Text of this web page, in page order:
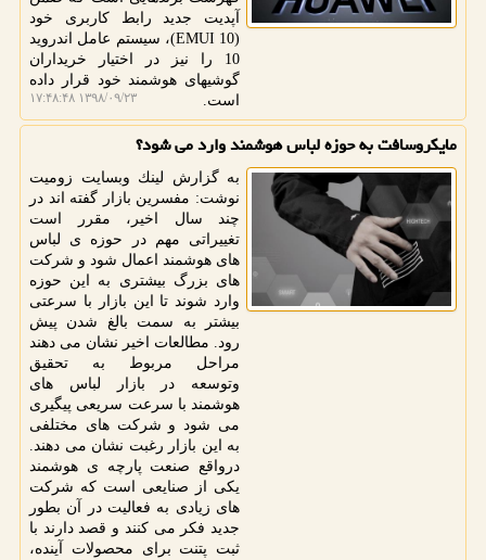
آپدیت جدید رابط كاربری خود
(EMUI 10)، سیستم عامل اندروید
10 را نیز در اختیار خریداران
گوشیهای هوشمند خود قرار داده
است.
۱۳۹۸/۰۹/۲۳ ۱۷:۴۸:۴۸
مایكروسافت به حوزه لباس هوشمند وارد می شود؟
به گزارش لینك وبسایت زومیت
نوشت: مفسرین بازار گفته اند در
چند سال اخیر، مقرر است
تغییراتی مهم در حوزه ی لباس
های هوشمند اعمال شود و شركت
های بزرگ بیشتری به این حوزه
وارد شوند تا این بازار با سرعتی
بیشتر به سمت بالغ شدن پیش
رود. مطالعات اخیر نشان می دهند
مراحل مربوط به تحقیق
وتوسعه در بازار لباس های
هوشمند با سرعت سریعی پیگیری
می شود و شركت های مختلفی
به این بازار رغبت نشان می دهند.
درواقع صنعت پارچه ی هوشمند
یكی از صنایعی است كه شركت
های زیادی به فعالیت در آن بطور
جدید فكر می كنند و قصد دارند با
ثبت پتنت برای محصولات آینده،